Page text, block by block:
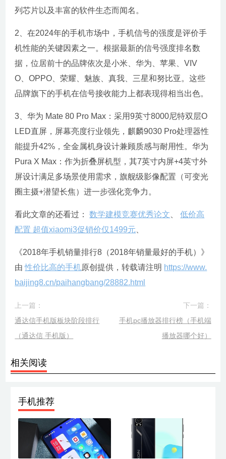
列芯片以及丰富的软件生态而闻名。
2、在2024年的手机市场中，手机信号的强度是评价手
机性能的关键因素之一。根据最新的信号强度排名数
据，位居前十的品牌依次是小米、华为、苹果、VIV
O、OPPO、荣耀、魅族、真我、三星和努比亚。这些
品牌旗下的手机在信号接收能力上都表现得相当出色。
3、华为 Mate 80 Pro Max：采用9英寸8000尼特双层O
LED直屏，屏幕亮度行业领先，麒麟9030 Pro处理器性
能提升42%，全金属机身设计兼顾质感与耐用性。华为
Pura X Max：作为折叠屏机型，其7英寸内屏+4英寸外
屏设计满足多场景使用需求，旗舰级影像配置（可变光
圈主摄+潜望长焦）进一步强化竞争力。
看此文章的还看过：数学建模竞赛优秀论文 、低价高
配置 超值xiaomi3促销价仅1499元
《2018年手机销量排行8（2018年销量最好的手机）》
由性价比高的手机原创提供，转载请注明 https://www.
baijing8.cn/paihangbang/28882.html
上一篇：
通达信手机版板块阶段排行
（通达信 手机版）
下一篇：
手机pc播放器排行榜（手机端
播放器哪个好）
相关阅读
手机推荐